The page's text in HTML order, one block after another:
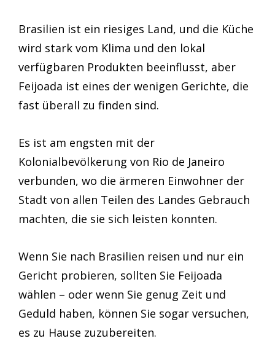
Brasilien ist ein riesiges Land, und die Küche
wird stark vom Klima und den lokal
verfügbaren Produkten beeinflusst, aber
Feijoada ist eines der wenigen Gerichte, die
fast überall zu finden sind.
Es ist am engsten mit der
Kolonialbevölkerung von Rio de Janeiro
verbunden, wo die ärmeren Einwohner der
Stadt von allen Teilen des Landes Gebrauch
machten, die sie sich leisten konnten.
Wenn Sie nach Brasilien reisen und nur ein
Gericht probieren, sollten Sie Feijoada
wählen – oder wenn Sie genug Zeit und
Geduld haben, können Sie sogar versuchen,
es zu Hause zuzubereiten.